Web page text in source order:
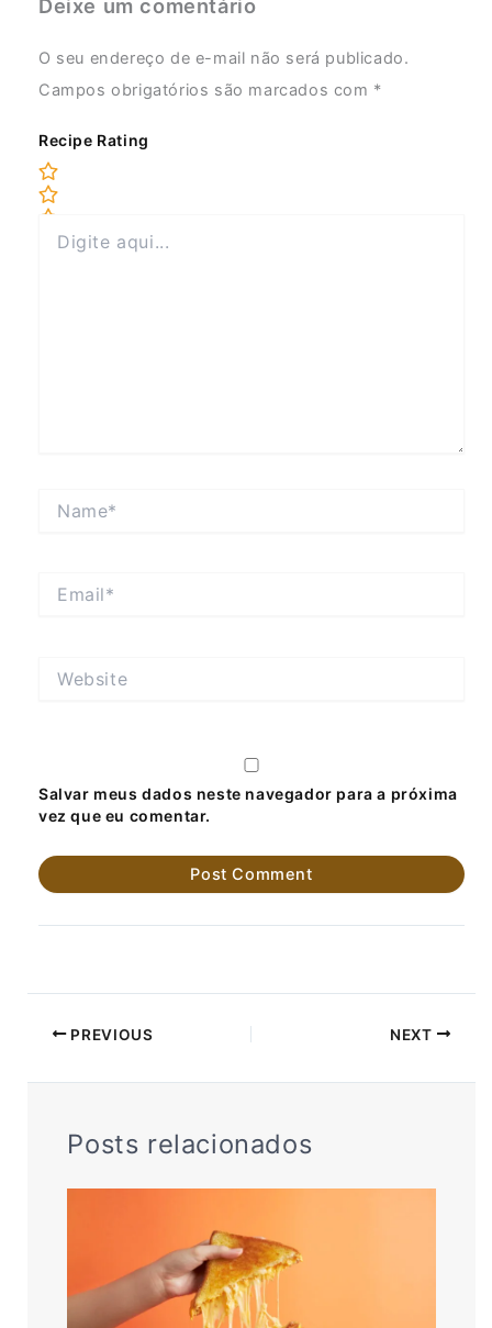
Deixe um comentário
O seu endereço de e-mail não será publicado.
Campos obrigatórios são marcados com *
Recipe Rating
aqui...
Salvar meus dados neste navegador para a próxima
vez que eu comentar.
PREVIOUS NEXT
Posts relacionados